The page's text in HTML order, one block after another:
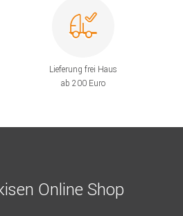
Lieferung frei Haus
ab 200 Euro
Online Shop